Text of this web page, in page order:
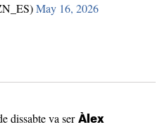
May 16, 2026
dissabte va ser Àlex